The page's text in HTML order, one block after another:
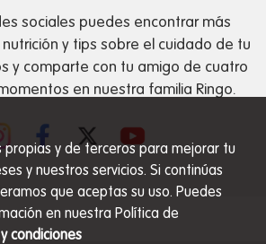
propias y de terceros para mejorar tu
y nuestros servicios. Si continúas
que aceptas su uso. Puedes
en nuestra Política de
condiciones
sociales puedes encontrar más
y tips sobre el cuidado de tu
y comparte con tu amigo de cuatro
en nuestra familia Ringo.